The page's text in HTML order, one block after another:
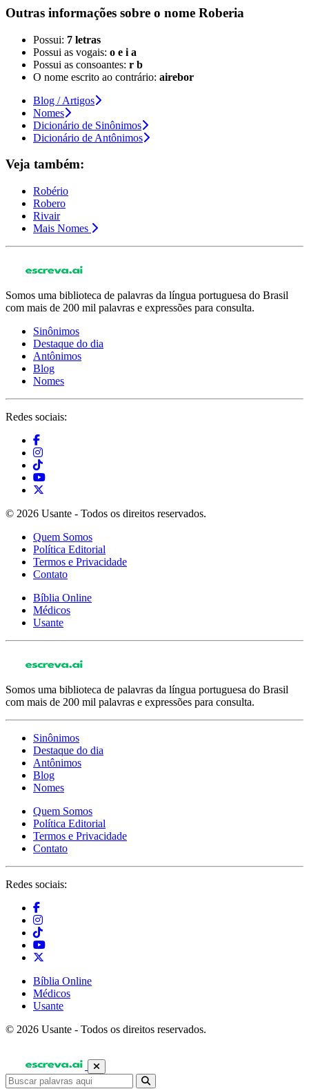
Outras informações sobre o nome Roberia
Possui: 7 letras
Possui as vogais: o e i a
Possui as consoantes: r b
O nome escrito ao contrário: airebor
Blog / Artigos
Nomes
Dicionário de Sinônimos
Dicionário de Antônimos
Veja também:
Robério
Robero
Rivair
Mais Nomes
Somos uma biblioteca de palavras da língua portuguesa do Brasil
com mais de 200 mil palavras e expressões para consulta.
Sinônimos
Destaque do dia
Antônimos
Blog
Nomes
Redes sociais:
© 2026 Usante - Todos os direitos reservados.
Quem Somos
Política Editorial
Termos e Privacidade
Contato
Bíblia Online
Médicos
Usante
Somos uma biblioteca de palavras da língua portuguesa do Brasil
com mais de 200 mil palavras e expressões para consulta.
Sinônimos
Destaque do dia
Antônimos
Blog
Nomes
Quem Somos
Política Editorial
Termos e Privacidade
Contato
Redes sociais:
Bíblia Online
Médicos
Usante
© 2026 Usante - Todos os direitos reservados.